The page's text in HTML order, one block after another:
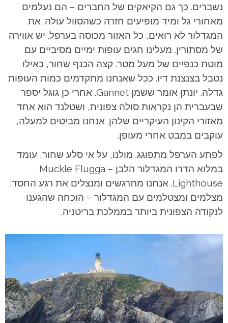
נשברים. כך גם הקיאקים של החברים – הם נעלמים
מאחורי גל ומיד מופיעים חזרה כשהסוול עולה. את
המגדלור לא רואים, כל האזור מכוסה בערפל. יש אווירה
של מסתורין. מעלינו חגים עופות ימיים מסיביים עם
מוטת כנפיים של מעל מטר. קצה הכנף שחור, כאילו
נטבל בצנצנת דיו. ככל שאנחנו מתקדמים כמות העופות
גדלה. יונתן אומר ששמן Gannet. אחרי כן גוגל יספר
שבעברית הן נקראות סולה צפונית, ושטלנד הוא אחד
מאזורי הקינון העיקריים שלהן. אנחנו מביטים למעלה,
עוקבים במבט אחרי מעופן.
לפתע הערפל מתפוגג. מולנו, על אי סלע שחור, עומד
במלוא הדרו המגדלור הלבן – Muckle Flugga
Lighthouse. אנחנו מתרגשים ומנצלים את רגע החסד:
מצלמים ומצטלמים עם המגדלור – הוכחה שהגענו
לנקודה הצפונית ביותר בממלכת בריטניה.